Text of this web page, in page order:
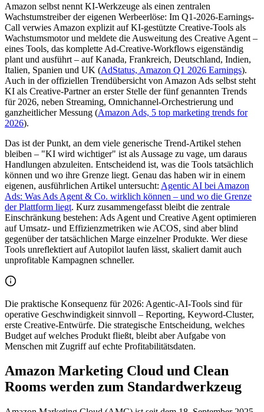
Amazon selbst nennt KI-Werkzeuge als einen zentralen
Wachstumstreiber der eigenen Werbeerlöse: Im Q1-2026-Earnings-
Call verwies Amazon explizit auf KI-gestützte Creative-Tools als
Wachstumsmotor und meldete die Ausweitung des Creative Agent –
eines Tools, das komplette Ad-Creative-Workflows eigenständig
plant und ausführt – auf Kanada, Frankreich, Deutschland, Indien,
Italien, Spanien und UK (AdStatus, Amazon Q1 2026 Earnings).
Auch in der offiziellen Trendübersicht von Amazon Ads selbst steht
KI als Creative-Partner an erster Stelle der fünf genannten Trends
für 2026, neben Streaming, Omnichannel-Orchestrierung und
ganzheitlicher Messung (Amazon Ads, 5 top marketing trends for
2026).
Das ist der Punkt, an dem viele generische Trend-Artikel stehen
bleiben – "KI wird wichtiger" ist als Aussage zu vage, um daraus
Handlungen abzuleiten. Entscheidend ist, was die Tools tatsächlich
können und wo ihre Grenze liegt. Genau das haben wir in einem
eigenen, ausführlichen Artikel untersucht: Agentic AI bei Amazon
Ads: Was Ads Agent & Co. wirklich können – und wo die Grenze
der Plattform liegt. Kurz zusammengefasst bleibt die zentrale
Einschränkung bestehen: Ads Agent und Creative Agent optimieren
auf Umsatz- und Effizienzmetriken wie ACOS, sind aber blind
gegenüber der tatsächlichen Marge einzelner Produkte. Wer diese
Tools unreflektiert auf Autopilot laufen lässt, skaliert damit auch
unprofitable Kampagnen schneller.
Die praktische Konsequenz für 2026: Agentic-AI-Tools sind für
operative Geschwindigkeit sinnvoll – Reporting, Keyword-Cluster,
erste Creative-Entwürfe. Die strategische Entscheidung, welches
Budget auf welches Produkt fließt, bleibt aber Aufgabe von
Menschen mit Zugriff auf echte Profitabilitätsdaten.
Amazon Marketing Cloud und Clean
Rooms werden zum Standardwerkzeug